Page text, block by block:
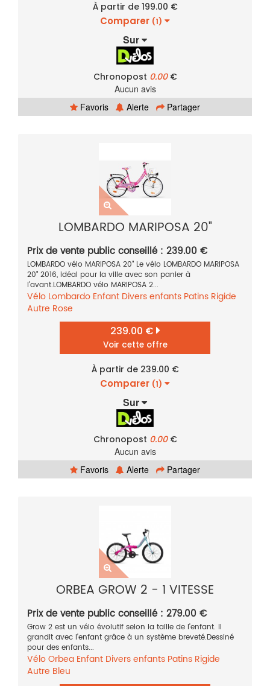
À partir de 199.00 €
Comparer (1)
Sur
Chronopost 0.00€
Aucun avis
Favoris
Alerte Partager
LOMBARDO MARIPOSA 20"
Prix de vente public conseillé : 239.00 €
LOMBARDO vélo MARIPOSA 20" Le vélo LOMBARDO MARIPOSA
20" 2016, idéal pour la ville avec son panier à
l'avant.LOMBARDO vélo MARIPOSA 2...
Vélo Lombardo Enfant Divers enfants Patins Rigide
Autre Rose
239.00 €
Voir cette offre
À partir de 239.00 €
Comparer (1)
Sur
Chronopost 0.00€
Aucun avis
Favoris
Alerte Partager
ORBEA GROW 2 - 1 VITESSE
Prix de vente public conseillé : 279.00 €
Grow 2 est un vélo évolutif selon la taille de l'enfant. Il
grandit avec l'enfant grâce à un système breveté.Dessiné
pour des enfants...
VéloOrbea Enfant Divers enfants Patins Rigide
Autre Bleu